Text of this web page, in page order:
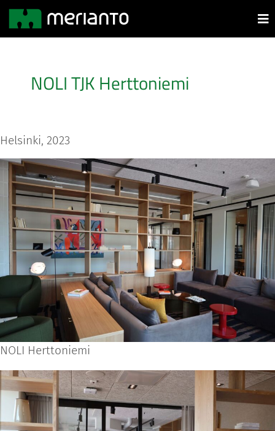
NOLI TJK Herttoniemi
Helsinki, 2023
NOLI Herttoniemi